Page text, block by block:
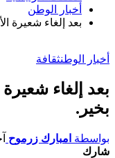
أخبار الوطن
بعد إلغاء شعيرة
أخبار الوطنثقافة
بعد إلغاء
بخير.
بواسطة امبارك زرموح
شارك